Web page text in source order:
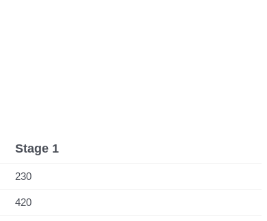
Stage 1
230
420